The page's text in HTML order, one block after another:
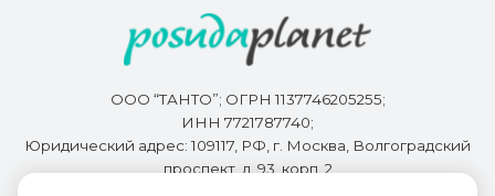
ООО “ТАНТО”; ОГРН 1137746205255;
ИНН 7721787740;
Юридический адрес: 109117, РФ, г. Москва, Волгоградский
проспект, д. 93, корп. 2